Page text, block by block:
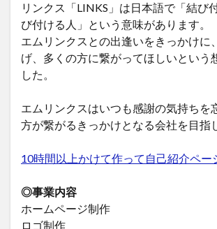
リンクス「LINKS」は日本語で「結び
び付ける人」という意味があります。
エムリンクスとの出逢いをきっかけに
げ、多くの方に繋がってほしいという
した。
エムリンクスはいつも感謝の気持ちを
方が繋がるきっかけとなる会社を目指
10時間以上かけて作って自己紹介ペー
◎事業内容
ホームページ制作
ロゴ制作